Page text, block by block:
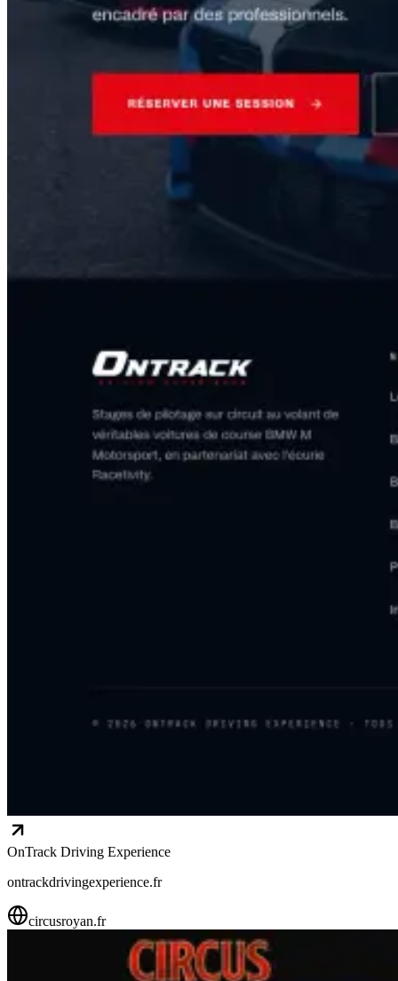
OnTrack Driving Experience
ontrackdrivingexperience.fr
circusroyan.fr